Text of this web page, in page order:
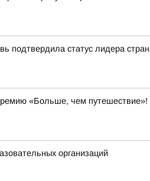
подтвердила статус лидера
«Больше, чем путешествие»!
организаций